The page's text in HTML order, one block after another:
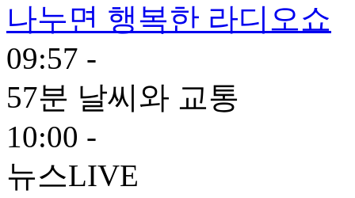
나누면 행복한 라디오쇼
09:57 -
57분 날씨와 교통
10:00 -
뉴스LIVE